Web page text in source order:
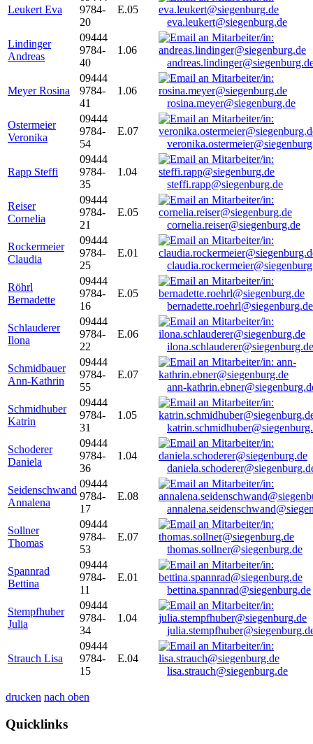
Leukert Eva
9784-
20
E.05
eva.leukert@siegenburg.de
Lindinger
Andreas
09444
9784-
40
1.06
Meyer Rosina
09444
9784-
41
1.06
rosina.meyer@siegenburg.de
Ostermeier
Veronika
09444
9784-
54
E.07
Rapp Steffi
09444
9784-
35
1.04
steffi.rapp@siegenburg.de
Reiser
Cornelia
09444
9784-
21
E.05
cornelia.reiser@siegenburg.de
Rockermeier
Claudia
09444
9784-
25
E.01
Röhrl
Bernadette
09444
9784-
16
E.05
bernadette.roehrl@siegenburg.de
Schlauderer
Ilona
09444
9784-
22
E.06
ilona.schlauderer@siegenburg.de
Schmidbauer
Ann-Kathrin
09444
9784-
55
E.07
ann-
Schmidhuber
Katrin
09444
9784-
31
1.05
Schoderer
Daniela
09444
9784-
36
1.04
Seidenschwand
Annalena
09444
9784-
17
E.08
Sollner
Thomas
09444
9784-
53
E.07
thomas.sollner@siegenburg.de
Spannrad
Bettina
09444
9784-
11
E.01
bettina.spannrad@siegenburg.de
Stempfhuber
Julia
09444
9784-
34
1.04
Strauch Lisa
09444
9784-
15
E.04
lisa.strauch@siegenburg.de
drucken nach oben
Quicklinks